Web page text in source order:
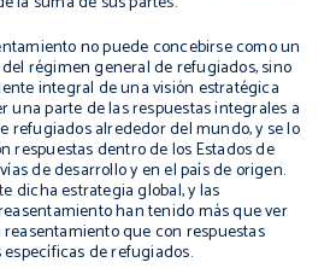
no puede concebirse como un
régimen general de refugiados, sino
integral de una visión estratégica
una parte de las respuestas integrales a
refugiados alrededor del mundo, y se lo
respuestas dentro de los Estados de
de desarrollo y en el país de origen.
dicha estrategia global, y las
han tenido más que ver
que con respuestas
de refugiados.